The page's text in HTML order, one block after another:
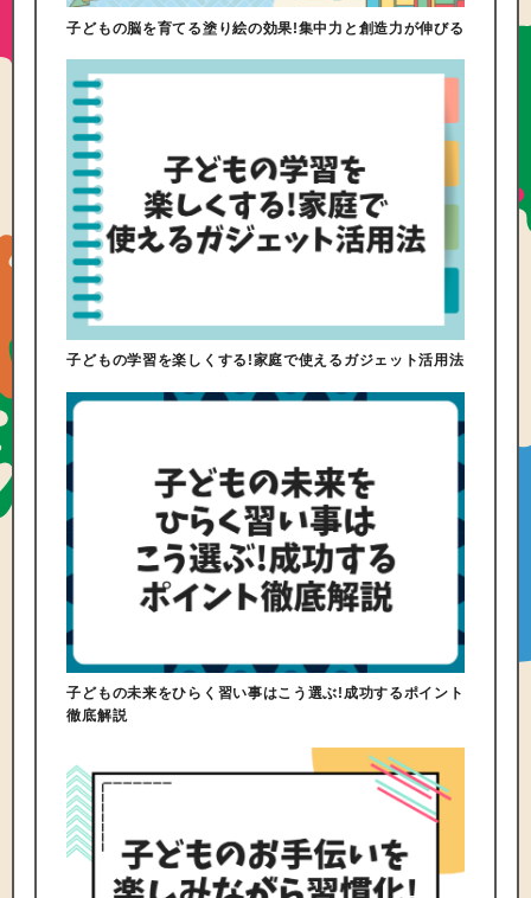
子どもの脳を育てる塗り絵の効果!集中力と創造力が伸びる
子どもの学習を楽しくする!家庭で使えるガジェット活用法
子どもの未来をひらく習い事はこう選ぶ!成功するポイント
徹底解説